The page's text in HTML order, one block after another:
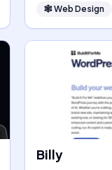
🕸Web Design
Billy